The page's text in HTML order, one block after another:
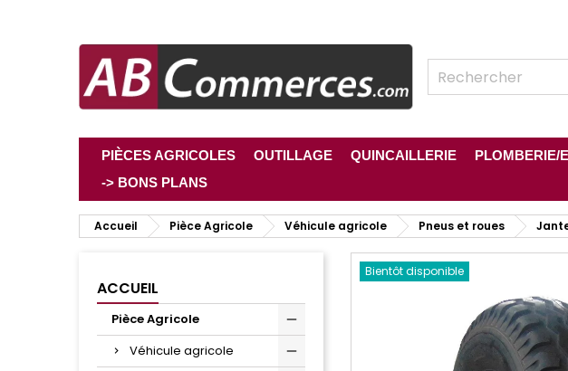
PIÈCES AGRICOLES OUTILLAGE QUINCAILLERIE PLOMBERIE/
-> BONS PLANS
Accueil Pièce Agricole Véhicule agricole Pneus et roues
ACCUEIL
Pièce Agricole
Véhicule agricole
Bientôt disponible